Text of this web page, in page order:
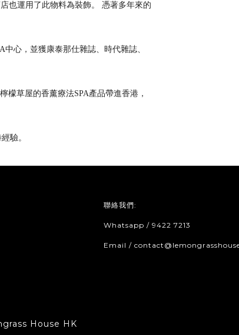
也運用了此物料為裝飾。 憑著多年來的
中心，並獲康泰那仕雜誌、 時代雜誌、
檸檬草屋的香薰療法SPA產品帶進香港，
經驗。
聯絡我們:
Whatsapp / 9422 7213
Email /
House HK